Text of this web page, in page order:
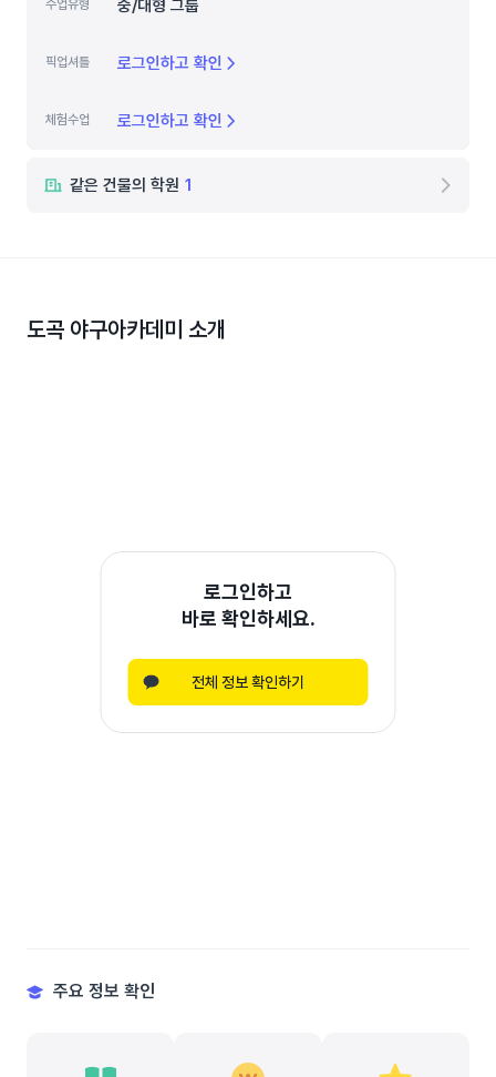
수업유형 중/대형 그룹
픽업셔틀 로그인하고 확인
체험수업 로그인하고 확인
같은 건물의 학원 1
도곡 야구아카데미 소개
로그인하고
바로 확인하세요.
전체 정보 확인하기
주요 정보 확인